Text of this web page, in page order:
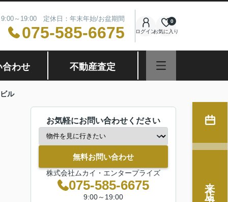
～19:00 定休日：年末年始/お盆期間
075-585-6675 ログインお気に入り
0
合わせ 不動産査定
ル
お気軽にお問い合わせください
無料お問い合わせ
株式会社ムカイ・エンタープライズ
075-585-6675
9:00～19:00
来店予約